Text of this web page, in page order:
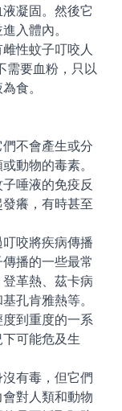
凝固。然後它
入體內。
性蚊子叮咬人
需要血粉，只以
食。
不會產生或分
動物的毒素。
唾液的免疫反
癢，有時甚至
咬將疾病傳播
播的一些最常
革熱、茲卡病
孔肯雅熱等。
到重度的一系
可能危及生
有毒，但它們
對人類和動物